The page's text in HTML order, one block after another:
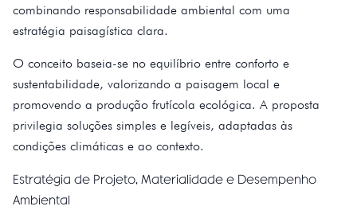
combinando responsabilidade ambiental com uma
estratégia paisagística clara.
O conceito baseia-se no equilíbrio entre conforto e
sustentabilidade, valorizando a paisagem local e
promovendo a produção frutícola ecológica. A proposta
privilegia soluções simples e legíveis, adaptadas às
condições climáticas e ao contexto.
Estratégia de Projeto, Materialidade e Desempenho
Ambiental